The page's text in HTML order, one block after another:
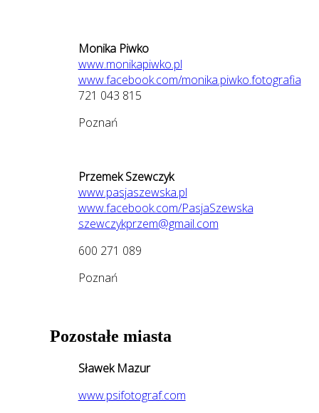
Monika Piwko
www.monikapiwko.pl
www.facebook.com/monika.piwko.fotografia
721 043 815
Poznań
Przemek Szewczyk
www.pasjaszewska.pl
www.facebook.com/PasjaSzewska
szewczykprzem@gmail.com
600 271 089
Poznań
Pozostałe miasta
Sławek Mazur
www.psifotograf.com